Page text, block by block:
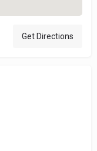
Get Directions